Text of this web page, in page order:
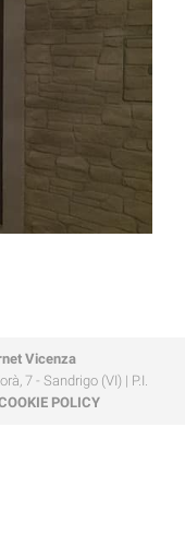
Vicenza
7 - Sandrigo (VI) | P.I.
POLICY